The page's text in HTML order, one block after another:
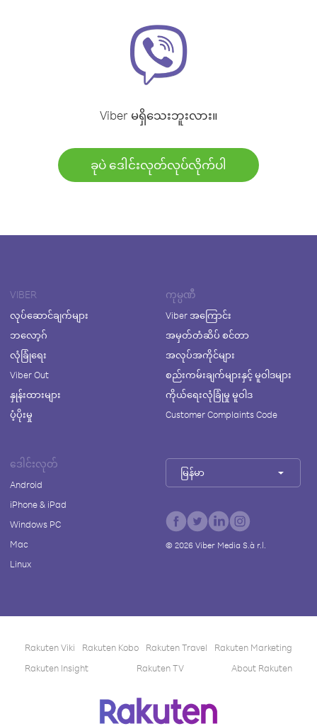
Viber မရှိသေးဘူးလား။
ခုပဲ ဒေါင်းလုတ်လုပ်လိုက်ပါ
VIBER
လုပ်ဆောင်ချက်များ
ဘလော့ဂ်
လုံခြုံရေး
Viber Out
နှုန်းထားများ
ပံ့ပိုးမှု
ကုမ္ပဏီ
Viber အကြောင်း
အမှတ်တံဆိပ် စင်တာ
အလုပ်အကိုင်များ
စည်းကမ်းချက်များနှင့် မူဝါဒများ
ကိုယ်ရေးလုံခြုံမှု မူဝါဒ
Customer Complaints Code
ဒေါင်းလုတ်
Android
iPhone & iPad
Windows PC
Mac
Linux
မြန်မာ
© 2026Viber Media S.à r.l.
Rakuten Viki Rakuten Kobo Rakuten Travel
Rakuten Marketing
Rakuten Insight
Rakuten TV About Rakuten